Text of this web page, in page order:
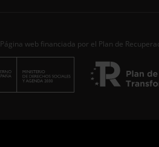
Página web financiada por el Plan de